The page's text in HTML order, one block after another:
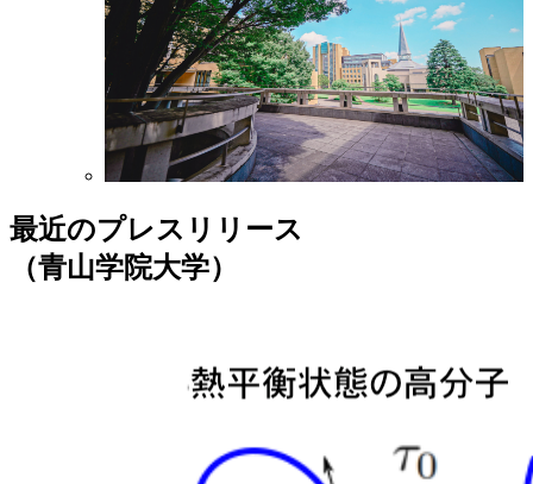
最近のプレスリリース
（青山学院大学）